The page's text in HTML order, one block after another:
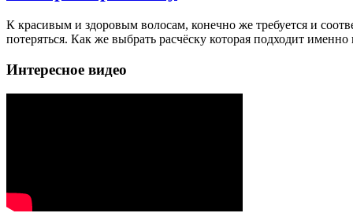
К красивым и здоровым волосам, конечно же требуется и
потеряться. Как же выбрать расчёску которая подходит
Интересное видео